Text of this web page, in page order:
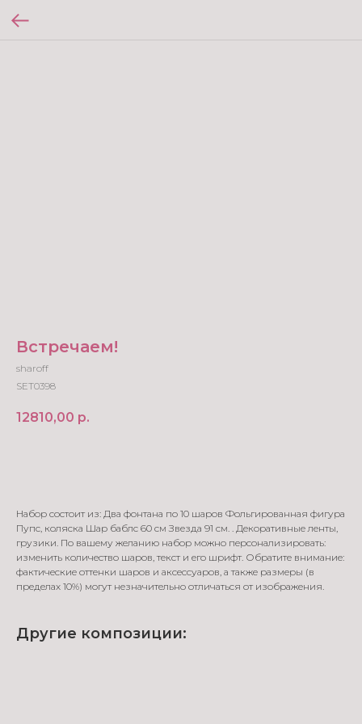
Встречаем!
sharoff
SET0398
12810,00 р.
Набор состоит из: Два фонтана по 10 шаров Фольгированная фигура
Пупс, коляска Шар баблс 60 см Звезда 91 см. . Декоративные ленты,
грузики. По вашему желанию набор можно персонализировать:
изменить количество шаров, текст и его шрифт. Обратите внимание:
фактические оттенки шаров и аксессуаров, а также размеры (в
пределах 10%) могут незначительно отличаться от изображения.
Другие композиции: